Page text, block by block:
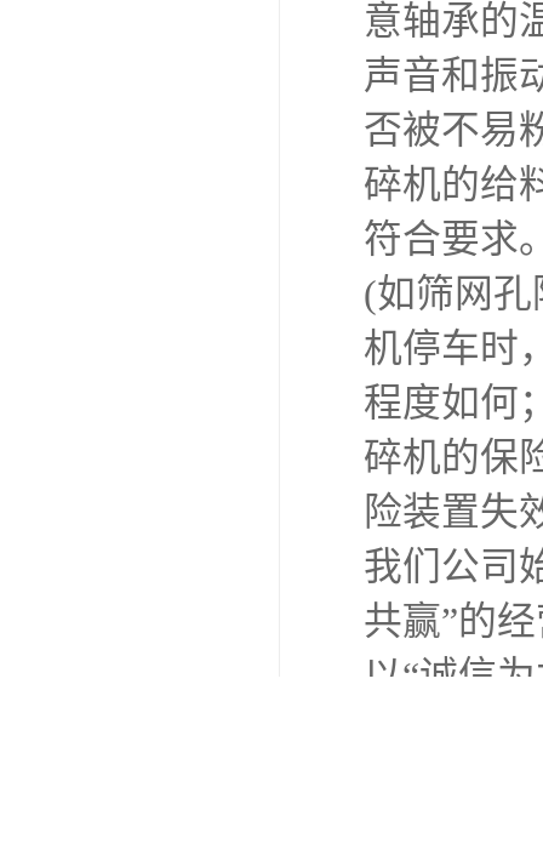
意轴承的
声音和振
否被不易
碎机的给
符合要求
(如筛网
机停车时
程度如何
碎机的保
险装置失
我们公司
共赢”的
以“诚信